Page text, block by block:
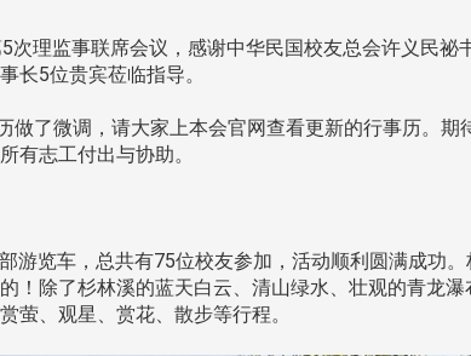
理监事联席会议，感谢中华民国校友总会许义民祕
长5位贵宾莅临指导。
了微调，请大家上本会官网查看更新的行事历。期
有志工付出与协助。
览车，总共有75位校友参加，活动顺利圆满成功
除了杉林溪的蓝天白云、清山绿水、壮观的青龙
萤、观星、赏花、散步等行程。